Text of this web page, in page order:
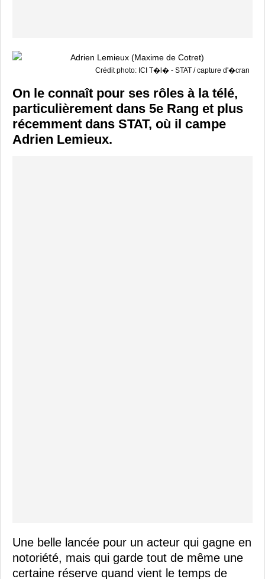
Crédit photo: ICI T�l� - STAT / capture d'�cran
On le connaît pour ses rôles à la télé,
particulièrement dans 5e Rang et plus
récemment dans STAT, où il campe
Adrien Lemieux.
Une belle lancée pour un acteur qui gagne en
notoriété, mais qui garde tout de même une
certaine réserve quand vient le temps de